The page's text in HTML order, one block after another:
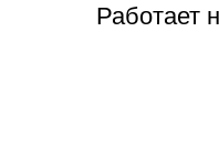
Работает